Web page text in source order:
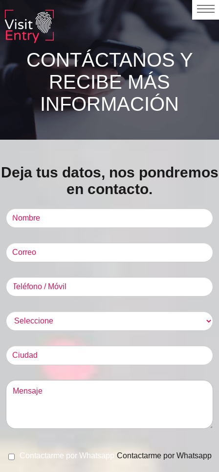
CONTÁCTANOS Y
RECIBE MÁS
INFORMACIÓN
Deja tus datos, nos pondremos
en contacto.
Contactarme por Whatsapp
Contactarme por Whatsapp